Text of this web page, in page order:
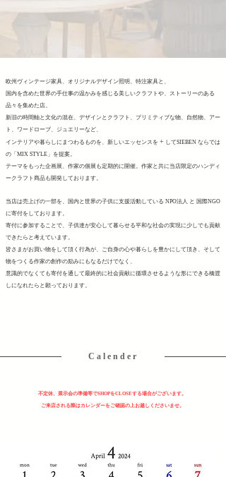
欧州ヴィンテージ家具、オリジナルデザイン照明、特注家具と、
国内を含めた世界の手仕事の温かみを感じる美しいクラフトや、ストーリーのある
品々を集めた店。
新旧の時間軸と文化の混在、デザインとクラフト、プリミティブな物、自然物、アー
ト、ワードローブ、ジュエリーなど、
インテリアや暮らしにまつわるものを、新しいエッセンスを + してSIEBEN ならでは
の「MIX STYLE」を提案。
テーマをもった企画展、作家の個展も定期的に開催。作家と共に当店限定のハンディ
ークラフト商品も開発しております。
当店は売上げの一部を、国内と世界の子供に支援活動している NPO法人 と 国際NGO
に寄付をしております。
寄付に参加することで、子供達が安心して暮らせる平和な社会の実現に少しでも貢献
できたらと考えています。
皆さまがお買い物をして頂く行為が、ご自身の心や暮らしを豊かにして頂き、そして
物をつくる作家の創作の励みにもなるだけでなく、
意識的でなくても寄付を通して最終的に社会貢献に循環させるような形にできる橋渡
しになれたらと願っております。
C a l e n d e r
不定休、展示会の準備等でSHOPをCLOSEする場合がございます。
​ご来店される際はカレンダーをご確認の上お越しくださいませ。